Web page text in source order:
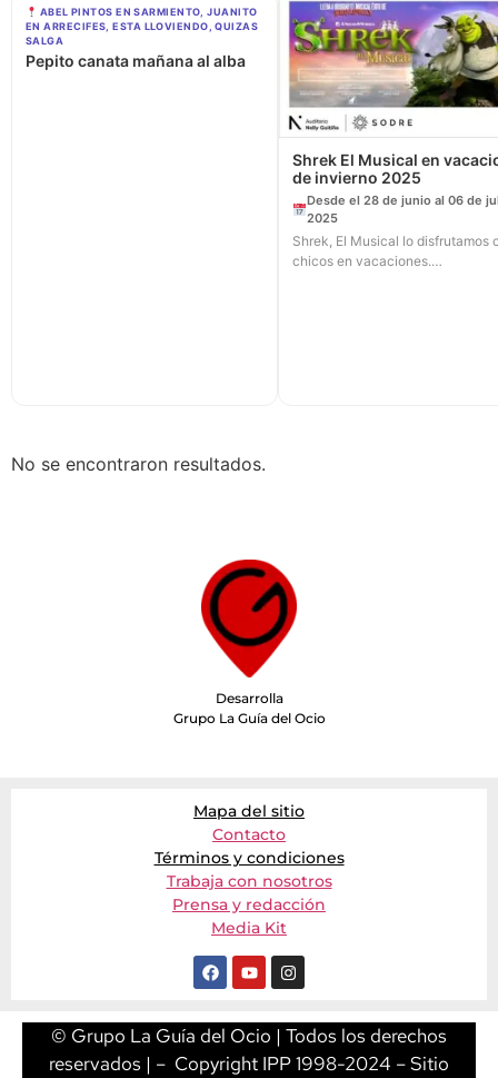
ABEL PINTOS EN SARMIENTO, JUANITO
EN ARRECIFES, ESTA LLOVIENDO, QUIZAS
SALGA
Pepito canata mañana al alba
Shrek El Musical en
de invierno 2025
Desde el 28 de junio al 06 de
2025
Shrek, El Musical lo disfrutamos
chicos en vacaciones.…
No se encontraron resultados.
Desarrolla
Grupo La Guía del Ocio
Mapa del sitio
Contacto
Términos y condiciones
Trabaja con nosotros
Prensa y redacción
Media Kit
© Grupo La Guía del Ocio | Todos los derechos
reservados | – Copyright IPP 1998-2024 – Sitio